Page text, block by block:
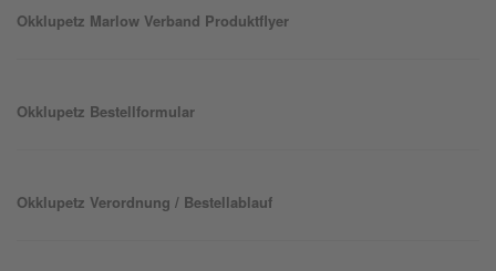
Okklupetz Marlow Verband Produktflyer
Okklupetz Bestellformular
Okklupetz Verordnung / Bestellablauf